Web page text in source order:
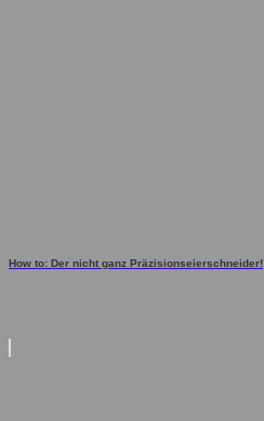
How to: Der nicht ganz Präzisionseierschneider!